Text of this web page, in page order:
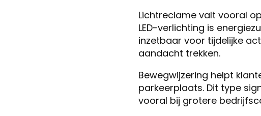
Lichtreclame valt vooral
LED-verlichting is
inzetbaar voor tijdelijke
aandacht trekken.
Bewegwijzering helpt
parkeerplaats. Dit type
vooral bij grotere